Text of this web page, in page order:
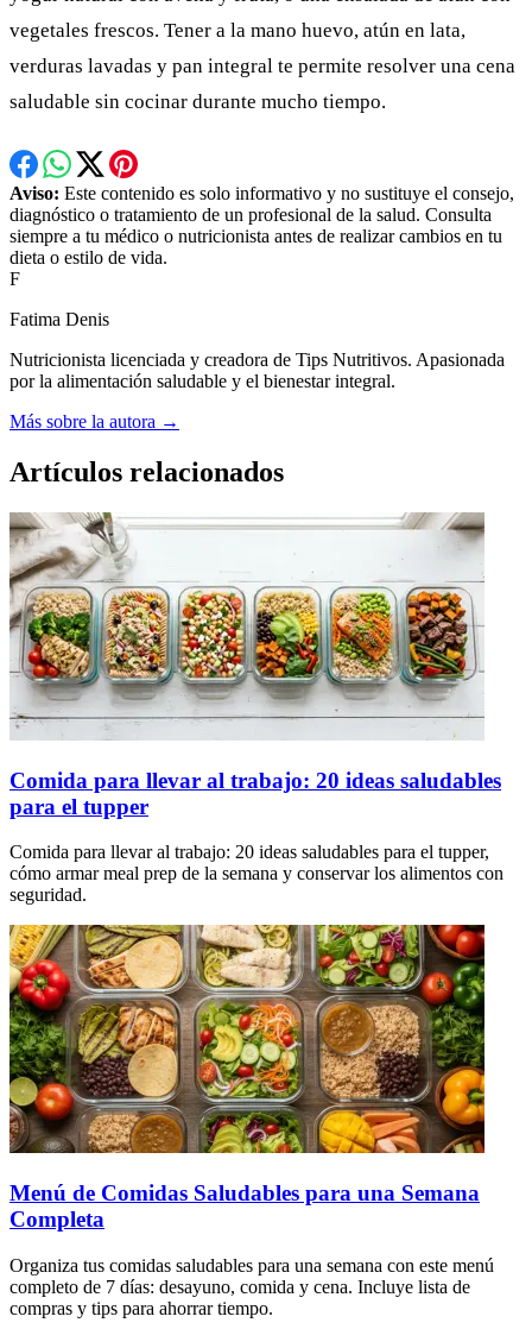
vegetales frescos. Tener a la mano huevo, atún en lata,
verduras lavadas y pan integral te permite resolver una cena
saludable sin cocinar durante mucho tiempo.
Aviso: Este contenido es solo informativo y no sustituye el consejo,
diagnóstico o tratamiento de un profesional de la salud. Consulta
siempre a tu médico o nutricionista antes de realizar cambios en tu
dieta o estilo de vida.
F
Fatima Denis
Nutricionista licenciada y creadora de Tips Nutritivos. Apasionada
por la alimentación saludable y el bienestar integral.
Más sobre la autora →
Artículos relacionados
Comida para llevar al trabajo: 20 ideas saludables
para el tupper
Comida para llevar al trabajo: 20 ideas saludables para el tupper,
cómo armar meal prep de la semana y conservar los alimentos con
seguridad.
Menú de Comidas Saludables para una Semana
Completa
Organiza tus comidas saludables para una semana con este menú
completo de 7 días: desayuno, comida y cena. Incluye lista de
compras y tips para ahorrar tiempo.